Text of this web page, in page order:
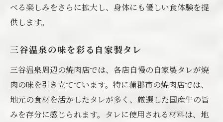
べる楽しみをさらに拡大し、身体にも優しい食体験を提
供します。
三谷温泉の味を彩る自家製タレ
三谷温泉周辺の焼肉店では、各店自慢の自家製タレが焼
肉の味を引き立てています。特に蒲郡市の焼肉店では、
地元の食材を活かしたタレが多く、厳選した国産牛の旨
みを存分に感じられます。タレに使用される材料は、地